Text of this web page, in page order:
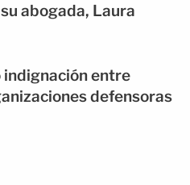
abogada, Laura
indignación entre
defensoras